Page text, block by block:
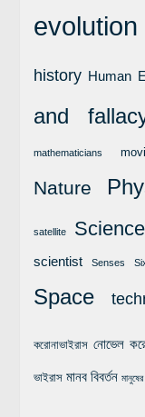
লক্ষ্য ও উদ্দেশ্য
বৈজ্ঞানিক কল্পকাহিনী
লজিক এবং ফ্যালাসি
বিজ্ঞান নিয়ে কার্টুন
বাংলাদেশের কথা
evolution
history Human
and
mathematicians
Nature
satellite Science
scientist Senses
Space
করোনাভাইরাস নোভেল
ভাইরাস মানব বিবর্তন